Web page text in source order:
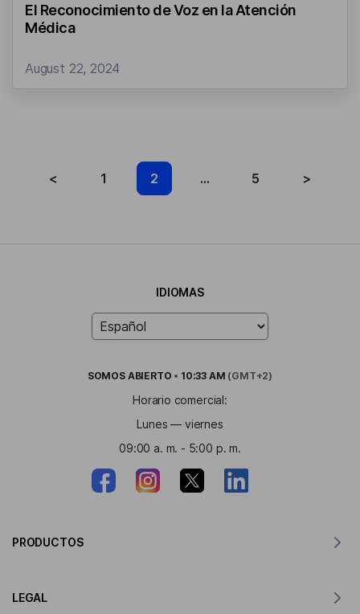
El Reconocimiento de Voz en la Atención
Médica
August 22, 2024
< 1 2 ... 5 >
IDIOMAS
SOMOS ABIERTO • 10:33 AM (GMT+2)
Horario comercial:
Lunes — viernes
09:00 a. m. - 5:00 p. m.
PRODUCTOS
LEGAL